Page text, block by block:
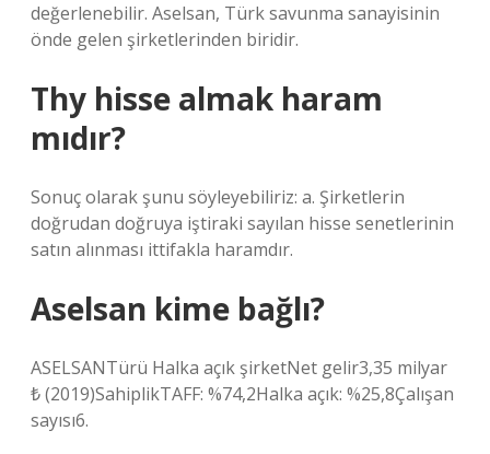
değerlenebilir. Aselsan, Türk savunma sanayisinin
önde gelen şirketlerinden biridir.
Thy hisse almak haram
mıdır?
Sonuç olarak şunu söyleyebiliriz: a. Şirketlerin
doğrudan doğruya iştiraki sayılan hisse senetlerinin
satın alınması ittifakla haramdır.
Aselsan kime bağlı?
ASELSANTürü Halka açık şirketNet gelir3,35 milyar
₺ (2019)SahiplikTAFF: %74,2Halka açık: %25,8Çalışan
sayısı6.